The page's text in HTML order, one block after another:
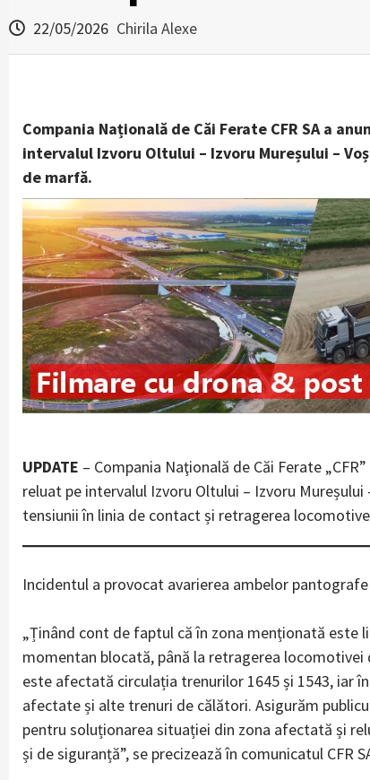
22/05/2026 Chirila Alexe
Compania Națională de Căi Ferate CFR SA a
intervalul Izvoru Oltului – Izvoru Mureșului –
de marfă.
UPDATE – Compania Naţională de Căi Ferate
reluat pe intervalul Izvoru Oltului – Izvoru
tensiunii în linia de contact și retragerea
Incidentul a provocat avarierea ambelor
„Ținând cont de faptul că în zona menționată este
momentan blocată, până la retragerea
este afectată circulația trenurilor 1645 și 1543, iar
afectate și alte trenuri de călători. Asigurăm
pentru soluționarea situației din zona afectată și
și de siguranță”, se precizează în comunicatul CFR